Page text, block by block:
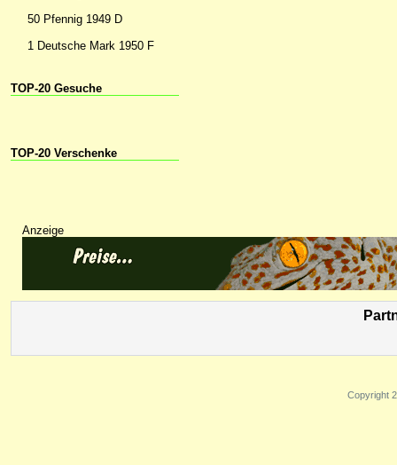
50 Pfennig 1949 D
1 Deutsche Mark 1950 F
TOP-20 Gesuche
TOP-20 Verschenke
Anzeige
Copyright